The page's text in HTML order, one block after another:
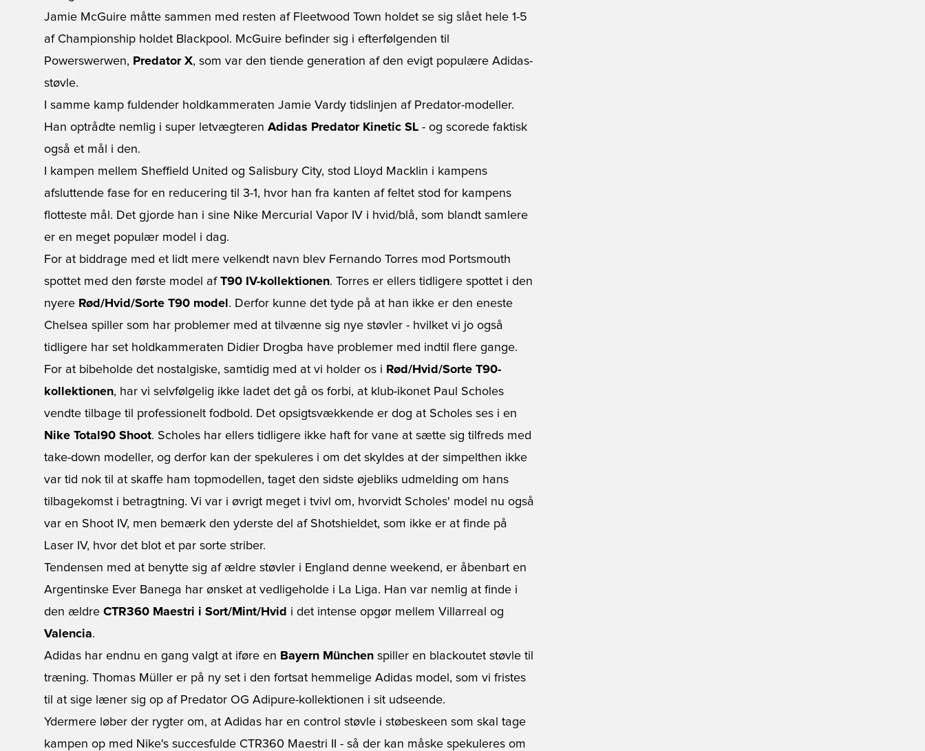
Jamie McGuire måtte sammen med resten af Fleetwood Town holdet se sig slået hele 1-5
af Championship holdet Blackpool. McGuire befinder sig i efterfølgenden til
Powerswerwen, Predator X, som var den tiende generation af den evigt populære Adidas-
støvle.
I samme kamp fuldender holdkammeraten Jamie Vardy tidslinjen af Predator-modeller.
Han optrådte nemlig i super letvægteren Adidas Predator Kinetic SL - og scorede faktisk
også et mål i den.
I kampen mellem Sheffield United og Salisbury City, stod Lloyd Macklin i kampens
afsluttende fase for en reducering til 3-1, hvor han fra kanten af feltet stod for kampens
flotteste mål. Det gjorde han i sine Nike Mercurial Vapor IV i hvid/blå, som blandt samlere
er en meget populær model i dag.
For at biddrage med et lidt mere velkendt navn blev Fernando Torres mod Portsmouth
spottet med den første model af T90 IV-kollektionen. Torres er ellers tidligere spottet i den
nyere Rød/Hvid/Sorte T90 model . Derfor kunne det tyde på at han ikke er den eneste
Chelsea spiller som har problemer med at tilvænne sig nye støvler - hvilket vi jo også
tidligere har set holdkammeraten Didier Drogba have problemer med indtil flere gange.
For at bibeholde det nostalgiske, samtidig med at vi holder os i Rød/Hvid/Sorte T90-
kollektionen, har vi selvfølgelig ikke ladet det gå os forbi, at klub-ikonet Paul Scholes
vendte tilbage til professionelt fodbold. Det opsigtsvækkende er dog at Scholes ses i en
Nike Total90 Shoot. Scholes har ellers tidligere ikke haft for vane at sætte sig tilfreds med
take-down modeller, og derfor kan der spekuleres i om det skyldes at der simpelthen ikke
var tid nok til at skaffe ham topmodellen, taget den sidste øjebliks udmelding om hans
tilbagekomst i betragtning. Vi var i øvrigt meget i tvivl om, hvorvidt Scholes' model nu også
var en Shoot IV, men bemærk den yderste del af Shotshieldet, som ikke er at finde på
Laser IV, hvor det blot et par sorte striber.
Tendensen med at benytte sig af ældre støvler i England denne weekend, er åbenbart en
Argentinske Ever Banega har ønsket at vedligeholde i La Liga. Han var nemlig at finde i
den ældre CTR360 Maestri i Sort/Mint/Hvid i det intense opgør mellem Villarreal og
Valencia.
Adidas har endnu en gang valgt at iføre en Bayern München spiller en blackoutet støvle til
træning. Thomas Müller er på ny set i den fortsat hemmelige Adidas model, som vi fristes
til at sige læner sig op af Predator OG Adipure-kollektionen i sit udseende.
Ydermere løber der rygter om, at Adidas har en control støvle i støbeskeen som skal tage
kampen op med Nike's succesfulde CTR360 Maestri II - så der kan måske spekuleres om